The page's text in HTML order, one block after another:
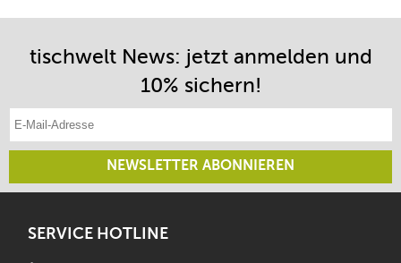
tischwelt News: jetzt anmelden und
10% sichern!
E-Mail-Adresse eintragen
NEWSLETTER ABONNIEREN
SERVICE HOTLINE